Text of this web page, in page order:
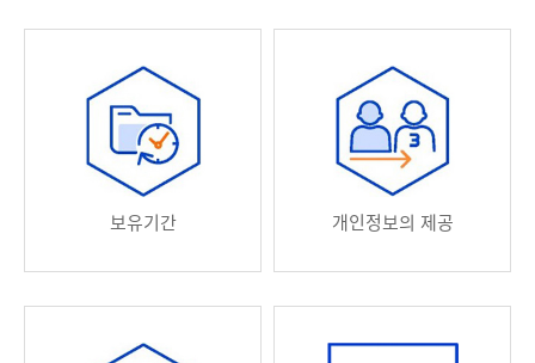
보유기간 개인정보의 제공